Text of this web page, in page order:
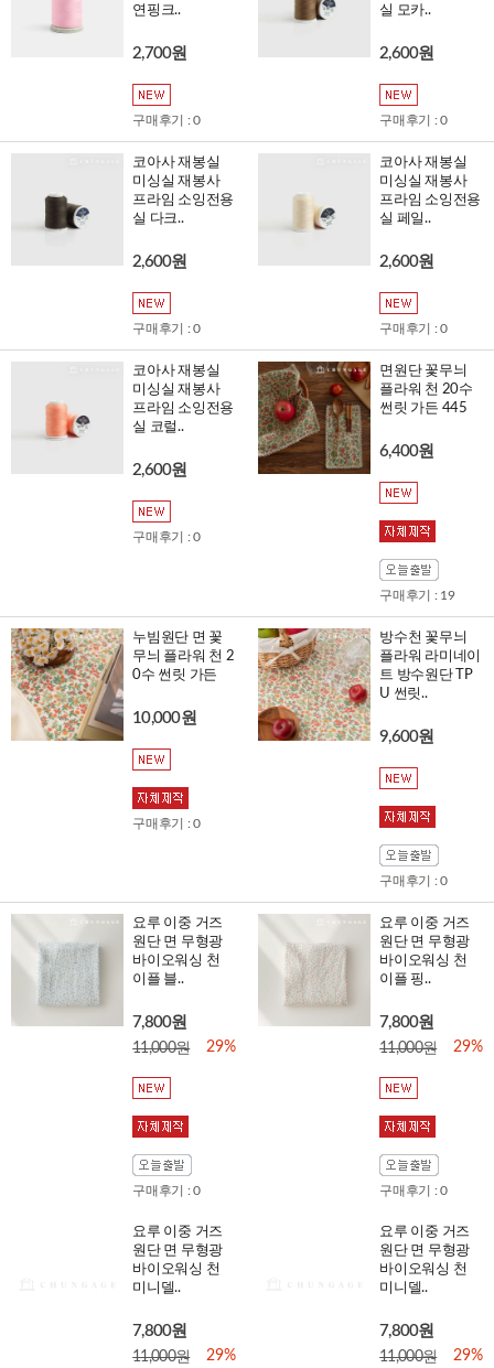
연핑크..
2,700원
구매후기 : 0
실 모카..
2,600원
구매후기 : 0
코아사 재봉실
미싱실 재봉사
프라임 소잉전용
실 다크..
2,600원
구매후기 : 0
코아사 재봉실
미싱실 재봉사
프라임 소잉전용
실 페일..
2,600원
구매후기 : 0
코아사 재봉실
미싱실 재봉사
프라임 소잉전용
실 코럴..
2,600원
구매후기 : 0
면원단 꽃무늬
플라워 천 20수
썬릿 가든 445
6,400원
구매후기 : 19
누빔원단 면 꽃
무늬 플라워 천 2
0수 썬릿 가든
10,000원
구매후기 : 0
방수천 꽃무늬
플라워 라미네이
트 방수원단 TP
U 썬릿..
9,600원
구매후기 : 0
요루 이중 거즈
원단 면 무형광
바이오워싱 천
이플 블..
7,800원
11,000원 29%
구매후기 : 0
요루 이중 거즈
원단 면 무형광
바이오워싱 천
이플 핑..
7,800원
11,000원 29%
구매후기 : 0
요루 이중 거즈
원단 면 무형광
바이오워싱 천
미니델..
7,800원
11,000원 29%
요루 이중 거즈
원단 면 무형광
바이오워싱 천
미니델..
7,800원
11,000원 29%